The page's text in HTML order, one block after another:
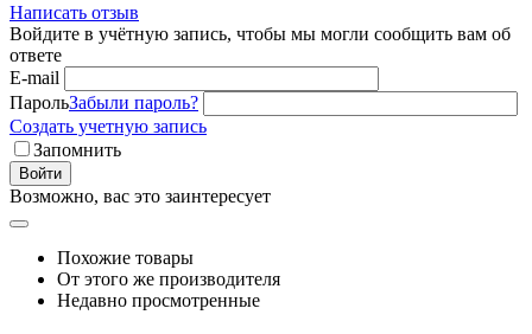
Написать отзыв
Войдите в учётную запись, чтобы мы могли сообщить вам об
ответе
E-mail
ПарольЗабыли пароль?
Создать учетную запись
Запомнить
Войти
Возможно, вас это заинтересует
Похожие товары
От этого же производителя
Недавно просмотренные